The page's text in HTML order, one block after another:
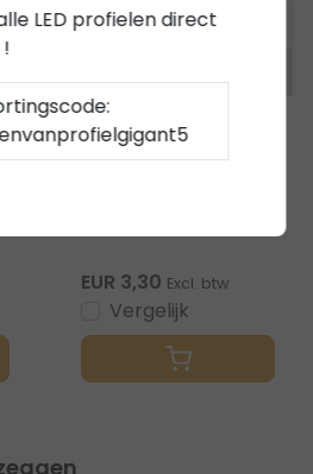
Eindkap set van 2
EUR 3,30 Excl. btw
Vergelijk
LED profielen direct